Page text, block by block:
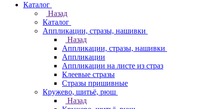
Каталог
Назад
Каталог
Аппликации, стразы, нашивки
Назад
Аппликации, стразы, нашивки
Аппликации
Аппликации на листе из страз
Клеевые стразы
Стразы пришивные
Кружево, шитьё, рюш
Назад